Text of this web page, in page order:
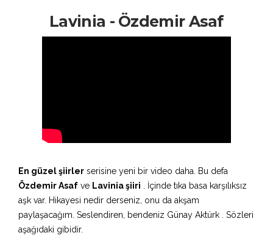
Lavinia - Özdemir Asaf
En güzel şiirler serisine yeni bir video daha. Bu defa
Özdemir Asaf ve Lavinia şiiri . İçinde tıka basa karşılıksız
aşk var. Hikayesi nedir derseniz, onu da akşam
paylaşacağım. Seslendiren, bendeniz Günay Aktürk . Sözleri
aşağıdaki gibidir.